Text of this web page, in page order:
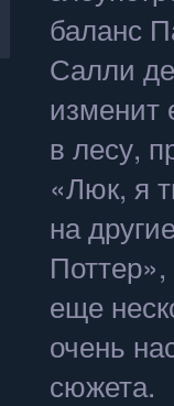
баланс
Салли
изменит
в лесу,
«Люк, я
на
еще
очень
сюжета.